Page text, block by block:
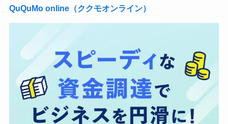
QuQuMo online（ククモオンライン）